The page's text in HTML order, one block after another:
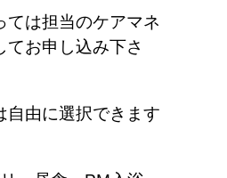
ては担当のケアマネ
てお申し込み下さ
由に選択できます